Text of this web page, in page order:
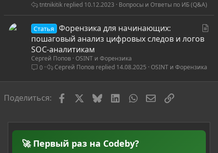
с
Вопросы и Ответы по ИБ (Q&A)
10.12.2023
tntnikitik
я
Статья
Форензика для начинающих:
пошаговый анализ цифровых следов и логов
SOC-аналитикам
Сергей Попов OSINT и Форензика
0
OSINT и Форензика
14.08.2025
Сергей Попов
Поделиться: FacebookBlueskyLinkedInWhatsAppЭлектронная
Ссылка
🚀 Первый раз на Codeby?